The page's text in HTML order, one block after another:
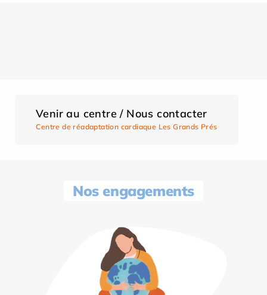
Venir au centre / Nous contacter
Centre de réadaptation cardiaque Les Grands Prés
Nos engagements